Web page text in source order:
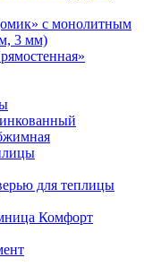
с монолитным
3 мм)
для теплицы
Комфорт